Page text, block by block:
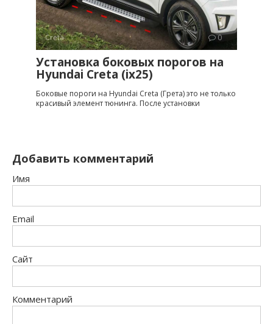
Creta 0
Установка боковых порогов на
Hyundai Creta (ix25)
Боковые пороги на Hyundai Creta (Грета) это не только
красивый элемент тюнинга. После установки
Добавить комментарий
Имя
Email
Сайт
Комментарий